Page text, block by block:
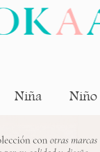
Niña Niño